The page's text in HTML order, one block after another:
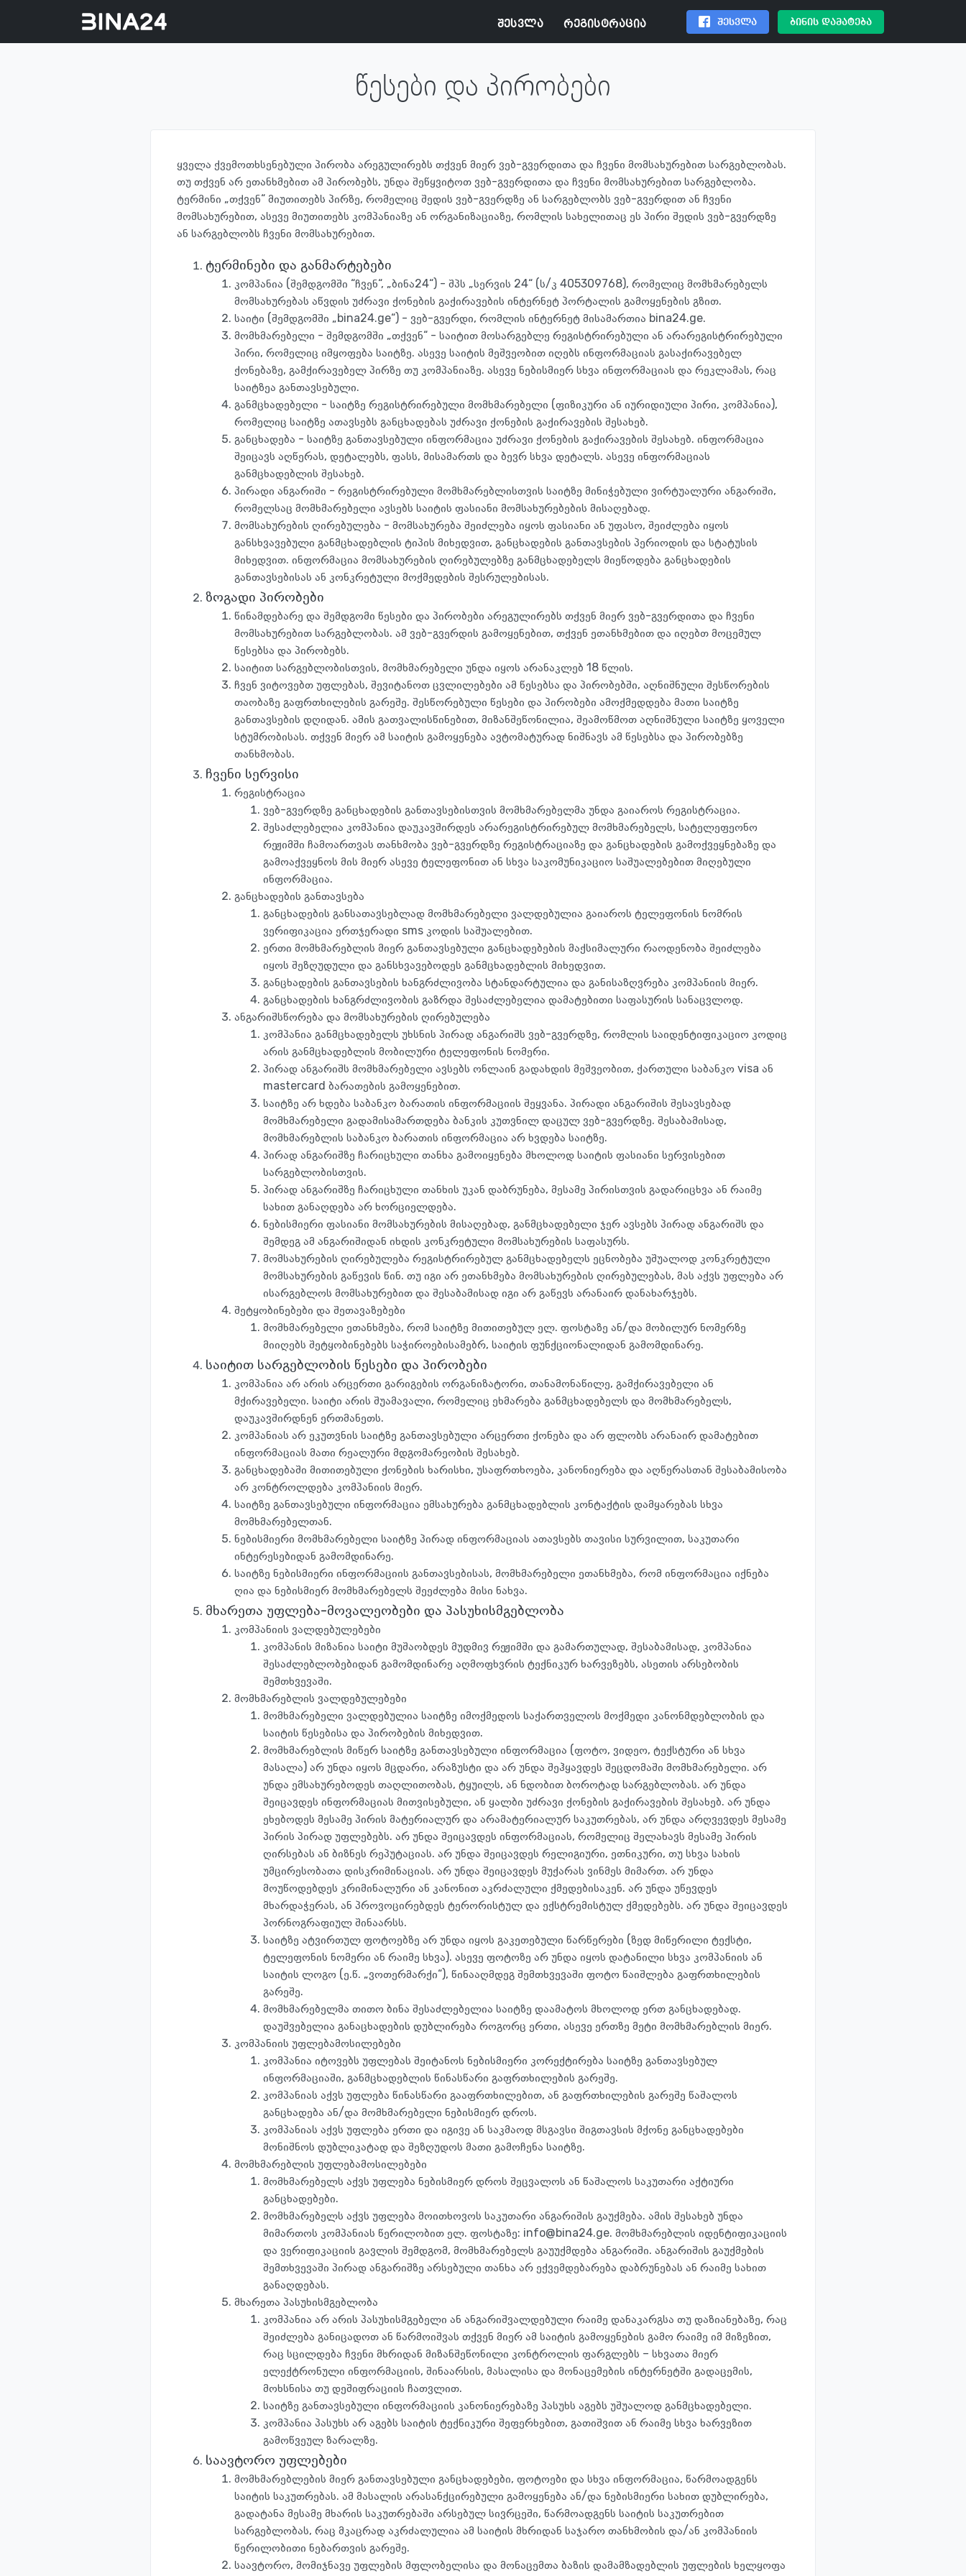
შესვლა რეგისტრაცია შესვლა ბინის დამატება
წესები და პირობები
ყველა ქვემოთხსენებული პირობა არეგულირებს თქვენ მიერ ვებ-გვერდითა და ჩვენი მომსახურებით სარგებლობას.
თუ თქვენ არ ეთანხმებით ამ პირობებს, უნდა შეწყვიტოთ ვებ-გვერდითა და ჩვენი მომსახურებით სარგებლობა.
ტერმინი „თქვენ“ მიუთითებს პირზე, რომელიც შედის ვებ-გვერდზე ან სარგებლობს ვებ-გვერდით ან ჩვენი
მომსახურებით, ასევე მიუთითებს კომპანიაზე ან ორგანიზაციაზე, რომლის სახელითაც ეს პირი შედის ვებ-გვერდზე
ან სარგებლობს ჩვენი მომსახურებით.
ტერმინები და განმარტებები
კომპანია (შემდგომში “ჩვენ“, „ბინა24“) - შპს „სერვის 24“ (ს/კ 405309768), რომელიც მომხმარებელს
მომსახურებას აწვდის უძრავი ქონების გაქირავების ინტერნეტ პორტალის გამოყენების გზით.
საიტი (შემდგომში „bina24.ge“) - ვებ-გვერდი, რომლის ინტერნეტ მისამართია bina24.ge.
მომხმარებელი - შემდგომში „თქვენ“ - საიტით მოსარგებლე რეგისტრირებული ან არარეგისტრირებული
პირი, რომელიც იმყოფება საიტზე. ასევე საიტის მეშვეობით იღებს ინფორმაციას გასაქირავებელ
ქონებაზე, გამქირავებელ პირზე თუ კომპანიაზე. ასევე ნებისმიერ სხვა ინფორმაციას და რეკლამას, რაც
საიტზეა განთავსებული.
განმცხადებელი - საიტზე რეგისტრირებული მომხმარებელი (ფიზიკური ან იურიდიული პირი, კომპანია),
რომელიც საიტზე ათავსებს განცხადებას უძრავი ქონების გაქირავების შესახებ.
განცხადება - საიტზე განთავსებული ინფორმაცია უძრავი ქონების გაქირავების შესახებ. ინფორმაცია
შეიცავს აღწერას, დეტალებს, ფასს, მისამართს და ბევრ სხვა დეტალს. ასევე ინფორმაციას
განმცხადებლის შესახებ.
პირადი ანგარიში - რეგისტრირებული მომხმარებლისთვის საიტზე მინიჭებული ვირტუალური ანგარიში,
რომელსაც მომხმარებელი ავსებს საიტის ფასიანი მომსახურებების მისაღებად.
მომსახურების ღირებულება - მომსახურება შეიძლება იყოს ფასიანი ან უფასო, შეიძლება იყოს
განსხვავებული განმცხადებლის ტიპის მიხედვით, განცხადების განთავსების პერიოდის და სტატუსის
მიხედვით. ინფორმაცია მომსახურების ღირებულებზე განმცხადებელს მიეწოდება განცხადების
განთავსებისას ან კონკრეტული მოქმედების შესრულებისას.
ზოგადი პირობები
წინამდებარე და შემდგომი წესები და პირობები არეგულირებს თქვენ მიერ ვებ-გვერდითა და ჩვენი
მომსახურებით სარგებლობას. ამ ვებ-გვერდის გამოყენებით, თქვენ ეთანხმებით და იღებთ მოცემულ
წესებსა და პირობებს.
საიტით სარგებლობისთვის, მომხმარებელი უნდა იყოს არანაკლებ 18 წლის.
ჩვენ ვიტოვებთ უფლებას, შევიტანოთ ცვლილებები ამ წესებსა და პირობებში, აღნიშნული შესწორების
თაობაზე გაფრთხილების გარეშე. შესწორებული წესები და პირობები ამოქმედდება მათი საიტზე
განთავსების დღიდან. ამის გათვალისწინებით, მიზანშეწონილია, შეამოწმოთ აღნიშნული საიტზე ყოველი
სტუმრობისას. თქვენ მიერ ამ საიტის გამოყენება ავტომატურად ნიშნავს ამ წესებსა და პირობებზე
თანხმობას.
ჩვენი სერვისი
რეგისტრაცია
ვებ-გვერდზე განცხადების განთავსებისთვის მომხმარებელმა უნდა გაიაროს რეგისტრაცია.
შესაძლებელია კომპანია დაუკავშირდეს არარეგისტრირებულ მომხმარებელს, სატელეფეონო
რეჟიმში ჩამოართვას თანხმობა ვებ-გვერდზე რეგისტრაციაზე და განცხადების გამოქვეყნებაზე და
გამოაქვეყნოს მის მიერ ასევე ტელეფონით ან სხვა საკომუნიკაციო საშუალებებით მიღებული
ინფორმაცია.
განცხადების განთავსება
განცხადების განსათავსებლად მომხმარებელი ვალდებულია გაიაროს ტელეფონის ნომრის
ვერიფიკაცია ერთჯერადი sms კოდის საშუალებით.
ერთი მომხმარებლის მიერ განთავსებული განცხადებების მაქსიმალური რაოდენობა შეიძლება
იყოს შეზღუდული და განსხვავებოდეს განმცხადებლის მიხედვით.
განცხადების განთავსების ხანგრძლივობა სტანდარტულია და განისაზღვრება კომპანიის მიერ.
განცხადების ხანგრძლივობის გაზრდა შესაძლებელია დამატებითი საფასურის სანაცვლოდ.
ანგარიშსწორება და მომსახურების ღირებულება
კომპანია განმცხადებელს უხსნის პირად ანგარიშს ვებ-გვერდზე, რომლის საიდენტიფიკაციო კოდიც
არის განმცხადებლის მობილური ტელეფონის ნომერი.
პირად ანგარიშს მომხმარებელი ავსებს ონლაინ გადახდის მეშვეობით, ქართული საბანკო visa ან
mastercard ბარათების გამოყენებით.
საიტზე არ ხდება საბანკო ბარათის ინფორმაციის შეყვანა. პირადი ანგარიშის შესავსებად
მომხმარებელი გადამისამართდება ბანკის კუთვნილ დაცულ ვებ-გვერდზე. შესაბამისად,
მომხმარებლის საბანკო ბარათის ინფორმაცია არ ხვდება საიტზე.
პირად ანგარიშზე ჩარიცხული თანხა გამოიყენება მხოლოდ საიტის ფასიანი სერვისებით
სარგებლობისთვის.
პირად ანგარიშზე ჩარიცხული თანხის უკან დაბრუნება, მესამე პირისთვის გადარიცხვა ან რაიმე
სახით განაღდება არ ხორციელდება.
ნებისმიერი ფასიანი მომსახურების მისაღებად, განმცხადებელი ჯერ ავსებს პირად ანგარიშს და
შემდეგ ამ ანგარიშიდან იხდის კონკრეტული მომსახურების საფასურს.
მომსახურების ღირებულება რეგისტრირებულ განმცხადებელს ეცნობება უშუალოდ კონკრეტული
მომსახურების გაწევის წინ. თუ იგი არ ეთანხმება მომსახურების ღირებულებას, მას აქვს უფლება არ
ისარგებლოს მომსახურებით და შესაბამისად იგი არ გაწევს არანაირ დანახარჯებს.
შეტყობინებები და შეთავაზებები
მომხმარებელი ეთანხმება, რომ საიტზე მითითებულ ელ. ფოსტაზე ან/და მობილურ ნომერზე
მიიღებს შეტყობინებებს საჭიროებისამებრ, საიტის ფუნქციონალიდან გამომდინარე.
საიტით სარგებლობის წესები და პირობები
კომპანია არ არის არცერთი გარიგების ორგანიზატორი, თანამონაწილე, გამქირავებელი ან
მქირავებელი. საიტი არის შუამავალი, რომელიც ეხმარება განმცხადებელს და მომხმარებელს,
დაუკავშირდნენ ერთმანეთს.
კომპანიას არ ეკუთვნის საიტზე განთავსებული არცერთი ქონება და არ ფლობს არანაირ დამატებით
ინფორმაციას მათი რეალური მდგომარეობის შესახებ.
განცხადებაში მითითებული ქონების ხარისხი, უსაფრთხოება, კანონიერება და აღწერასთან შესაბამისობა
არ კონტროლდება კომპანიის მიერ.
საიტზე განთავსებული ინფორმაცია ემსახურება განმცხადებლის კონტაქტის დამყარებას სხვა
მომხმარებელთან.
ნებისმიერი მომხმარებელი საიტზე პირად ინფორმაციას ათავსებს თავისი სურვილით, საკუთარი
ინტერესებიდან გამომდინარე.
საიტზე ნებისმიერი ინფორმაციის განთავსებისას, მომხმარებელი ეთანხმება, რომ ინფორმაცია იქნება
ღია და ნებისმიერ მომხმარებელს შეეძლება მისი ნახვა.
მხარეთა უფლება-მოვალეობები და პასუხისმგებლობა
კომპანიის ვალდებულებები
კომპანის მიზანია საიტი მუშაობდეს მუდმივ რეჟიმში და გამართულად, შესაბამისად, კომპანია
შესაძლებლობებიდან გამომდინარე აღმოფხვრის ტექნიკურ ხარვეზებს, ასეთის არსებობის
შემთხვევაში.
მომხმარებლის ვალდებულებები
მომხმარებელი ვალდებულია საიტზე იმოქმედოს საქართველოს მოქმედი კანონმდებლობის და
საიტის წესებისა და პირობების მიხედვით.
მომხმარებლის მიწერ საიტზე განთავსებული ინფორმაცია (ფოტო, ვიდეო, ტექსტური ან სხვა
მასალა) არ უნდა იყოს მცდარი, არაზუსტი და არ უნდა შეჰყავდეს შეცდომაში მომხმარებელი. არ
უნდა ემსახურებოდეს თაღლითობას, ტყუილს, ან ნდობით ბოროტად სარგებლობას. არ უნდა
შეიცავდეს ინფორმაციას მითვისებული, ან ყალბი უძრავი ქონების გაქირავების შესახებ. არ უნდა
ეხებოდეს მესამე პირის მატერიალურ და არამატერიალურ საკუთრებას, არ უნდა არღვევდეს მესამე
პირის პირად უფლებებს. არ უნდა შეიცავდეს ინფორმაციას, რომელიც შელახავს მესამე პირის
ღირსებას ან ბიზნეს რეპუტაციას. არ უნდა შეიცავდეს რელიგიური, ეთნიკური, თუ სხვა სახის
უმცირესობათა დისკრიმინაციას. არ უნდა შეიცავდეს მუქარას ვინმეს მიმართ. არ უნდა
მოუწოდებდეს კრიმინალური ან კანონით აკრძალული ქმედებისაკენ. არ უნდა უწევდეს
მხარდაჭერას, ან პროვოცირებდეს ტერორისტულ და ექსტრემისტულ ქმედებებს. არ უნდა შეიცავდეს
პორნოგრაფიულ შინაარსს.
საიტზე ატვირთულ ფოტოებზე არ უნდა იყოს გაკეთებული წარწერები (ზედ მიწერილი ტექსტი,
ტელეფონის ნომერი ან რაიმე სხვა). ასევე ფოტოზე არ უნდა იყოს დატანილი სხვა კომპანიის ან
საიტის ლოგო (ე.წ. „ვოთერმარქი“), წინააღმდეგ შემთხვევაში ფოტო წაიშლება გაფრთხილების
გარეშე.
მომხმარებელმა თითო ბინა შესაძლებელია საიტზე დაამატოს მხოლოდ ერთ განცხადებად.
დაუშვებელია განაცხადების დუბლირება როგორც ერთი, ასევე ერთზე მეტი მომხმარებლის მიერ.
კომპანიის უფლებამოსილებები
კომპანია იტოვებს უფლებას შეიტანოს ნებისმიერი კორექტირება საიტზე განთავსებულ
ინფორმაციაში, განმცხადებლის წინასწარი გაფრთხილების გარეშე.
კომპანიას აქვს უფლება წინასწარი გააფრთხილებით, ან გაფრთხილების გარეშე წაშალოს
განცხადება ან/და მომხმარებელი ნებისმიერ დროს.
კომპანიას აქვს უფლება ერთი და იგივე ან საკმაოდ მსგავსი შიგთავსის მქონე განცხადებები
მონიშნოს დუბლიკატად და შეზღუდოს მათი გამოჩენა საიტზე.
მომხმარებლის უფლებამოსილებები
მომხმარებელს აქვს უფლება ნებისმიერ დროს შეცვალოს ან წაშალოს საკუთარი აქტიური
განცხადებები.
მომხმარებელს აქვს უფლება მოითხოვოს საკუთარი ანგარიშის გაუქმება. ამის შესახებ უნდა
მიმართოს კომპანიას წერილობით ელ. ფოსტაზე: info@bina24.ge. მომხმარებლის იდენტიფიკაციის
და ვერიფიკაციის გავლის შემდგომ, მომხმარებელს გაუუქმდება ანგარიში. ანგარიშის გაუქმების
შემთხვევაში პირად ანგარიშზე არსებული თანხა არ ექვემდებარება დაბრუნებას ან რაიმე სახით
განაღდებას.
მხარეთა პასუხისმგებლობა
კომპანია არ არის პასუხისმგებელი ან ანგარიშვალდებული რაიმე დანაკარგსა თუ დაზიანებაზე, რაც
შეიძლება განიცადოთ ან წარმოიშვას თქვენ მიერ ამ საიტის გამოყენების გამო რაიმე იმ მიზეზით,
რაც სცილდება ჩვენი მხრიდან მიზანშეწონილი კონტროლის ფარგლებს – სხვათა მიერ
ელექტრონული ინფორმაციის, შინაარსის, მასალისა და მონაცემების ინტერნეტში გადაცემის,
მოხსნისა თუ დეშიფრაციის ჩათვლით.
საიტზე განთავსებული ინფორმაციის კანონიერებაზე პასუხს აგებს უშუალოდ განმცხადებელი.
კომპანია პასუხს არ აგებს საიტის ტექნიკური შეფერხებით, გათიშვით ან რაიმე სხვა ხარვეზით
გამოწვეულ ზარალზე.
საავტორო უფლებები
მომხმარებლების მიერ განთავსებული განცხადებები, ფოტოები და სხვა ინფორმაცია, წარმოადგენს
საიტის საკუთრებას. ამ მასალის არასანქცირებული გამოყენება ან/და ნებისმიერი სახით დუბლირება,
გადატანა მესამე მხარის საკუთრებაში არსებულ სივრცეში, წარმოადგენს საიტის საკუთრებით
სარგებლობას, რაც მკაცრად აკრძალულია ამ საიტის მხრიდან საჯარო თანხმობის და/ან კომპანიის
წერილობითი ნებართვის გარეშე.
საავტორო, მომიჯნავე უფლების მფლობელისა და მონაცემთა ბაზის დამამზადებლის უფლების ხელყოფა